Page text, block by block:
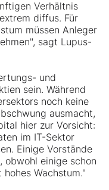
Verhältnis
diffus. Für
müssen Anleger
sagt Lupus-
und
sein. Während
noch keine
ausmacht,
hier zur Vorsicht:
im IT-Sektor
Einige Vorstände
obwohl einige schon
Wachstum."